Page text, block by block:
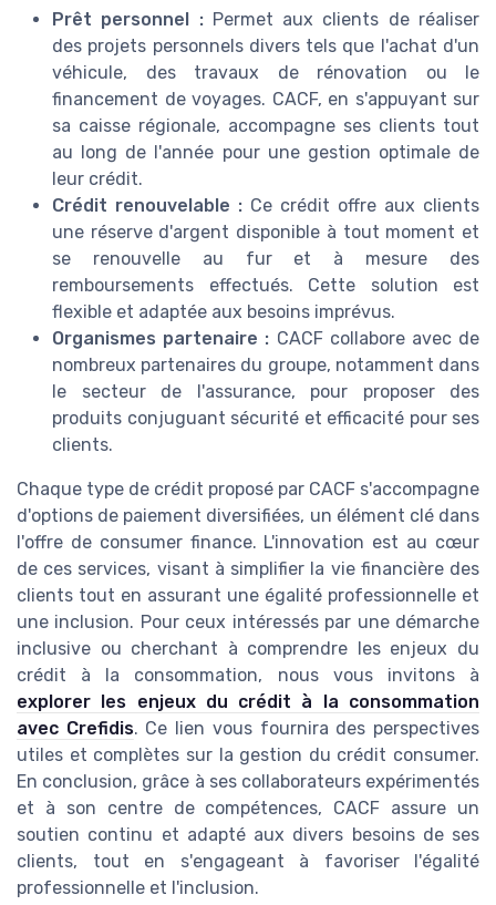
Prêt personnel :Permet aux clients de réaliser
des projets personnels divers tels que l'achat d'un
véhicule, des travaux de rénovation ou le
financement de voyages. CACF, en s'appuyant sur
sa caisse régionale, accompagne ses clients tout
au long de l'année pour une gestion optimale de
leur crédit.
Crédit renouvelable : Ce crédit offre aux clients
une réserve d'argent disponible à tout moment et
se renouvelle au fur et à mesure des
remboursements effectués. Cette solution est
flexible et adaptée aux besoins imprévus.
Organismes partenaire : CACF collabore avec de
nombreux partenaires du groupe, notamment dans
le secteur de l'assurance, pour proposer des
produits conjuguant sécurité et efficacité pour ses
clients.
Chaque type de crédit proposé par CACF s'accompagne
d'options de paiement diversifiées, un élément clé dans
l'offre de consumer finance. L'innovation est au cœur
de ces services, visant à simplifier la vie financière des
clients tout en assurant une égalité professionnelle et
une inclusion. Pour ceux intéressés par une démarche
inclusive ou cherchant à comprendre les enjeux du
crédit à la consommation, nous vous invitons à
explorer les enjeux du crédit à la consommation
avec Crefidis. Ce lien vous fournira des perspectives
utiles et complètes sur la gestion du crédit consumer.
En conclusion, grâce à ses collaborateurs expérimentés
et à son centre de compétences, CACF assure un
soutien continu et adapté aux divers besoins de ses
clients, tout en s'engageant à favoriser l'égalité
professionnelle et l'inclusion.